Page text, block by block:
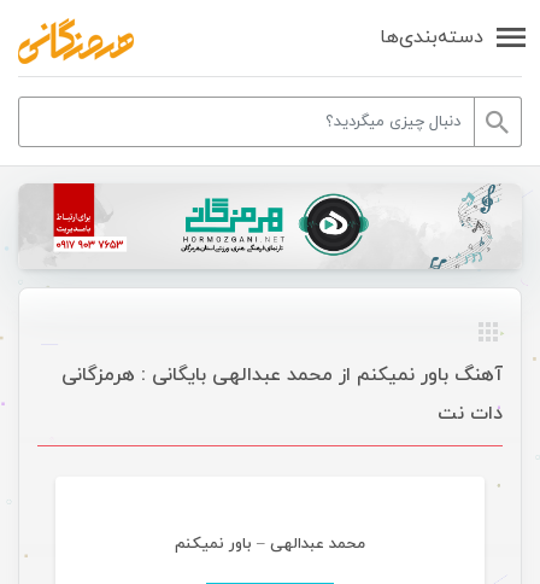
دسته‌بندی‌ها
آهنگ باور نمیکنم از محمد عبدالهی بایگانی : هرمزگانی
دات نت
محمد عبدالهی – باور نمیکنم